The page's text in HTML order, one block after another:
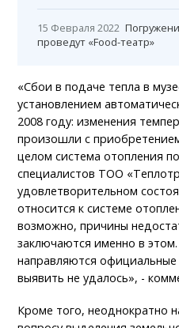
15 Февраля 2022
проведут «Food-театр»
«Сбои в подаче тепла в
установлением
2008 году: изменения
произошли с
целом система отопления
специалистов ТОО
удовлетворительном
относится к системе
возможно, причины
заключаются именно в
направляются
выявить не удалось», -
Кроме того, неоднократно